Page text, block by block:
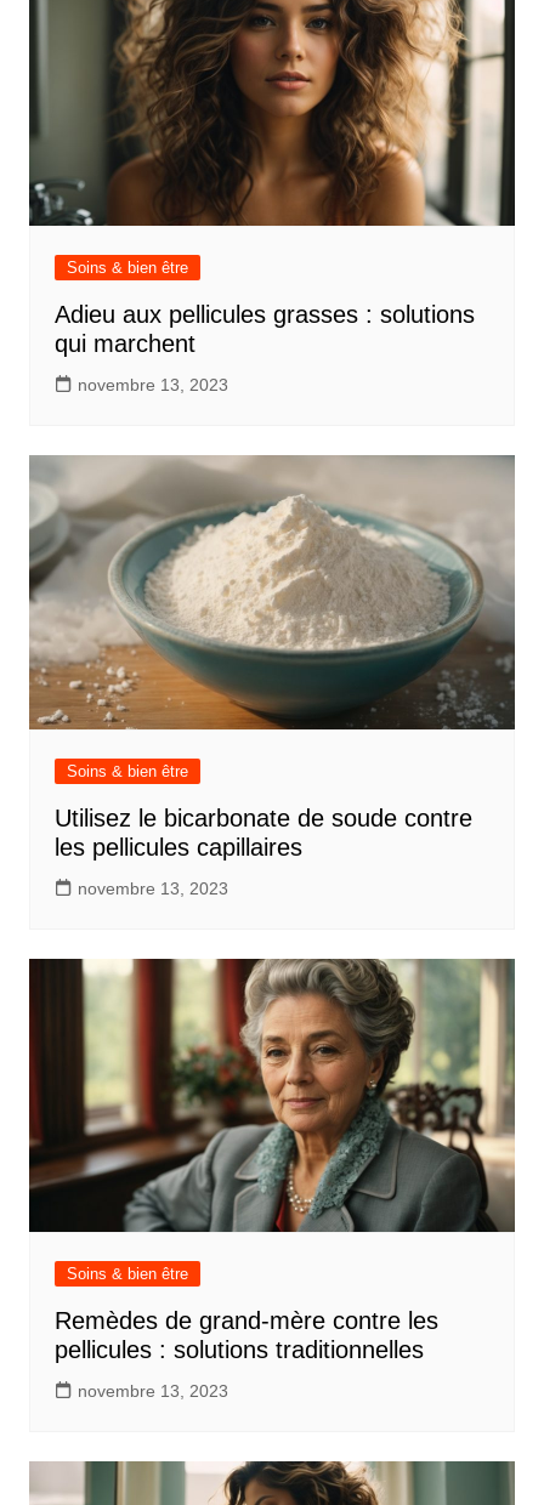
Soins & bien être
Adieu aux pellicules grasses : solutions
qui marchent
novembre 13, 2023
Soins & bien être
Utilisez le bicarbonate de soude contre
les pellicules capillaires
novembre 13, 2023
Soins & bien être
Remèdes de grand-mère contre les
pellicules : solutions traditionnelles
novembre 13, 2023